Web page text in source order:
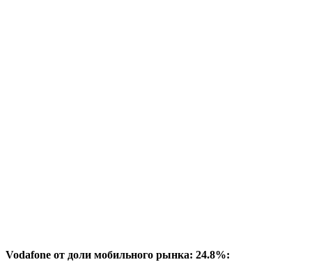
Vodafone от доли мобильного рынка: 24.8%: